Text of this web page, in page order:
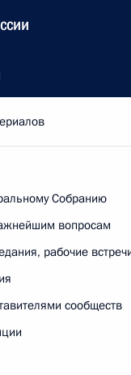
Собранию
вопросам
рабочие
сообществ